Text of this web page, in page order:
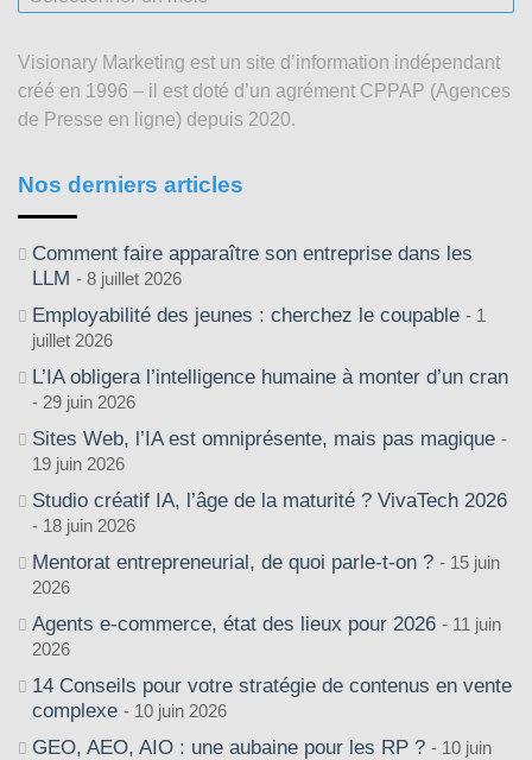
articles
2003
Visionary Marketing est un site d’information indépendant
créé en 1996 – il est doté d’un agrément CPPAP (Agences
de Presse en ligne) depuis 2020.
Nos derniers articles
Comment faire apparaître son entreprise dans les
LLM
8 juillet 2026
Employabilité des jeunes : cherchez le coupable
1
juillet 2026
L’IA obligera l’intelligence humaine à monter d’un cran
29 juin 2026
Sites Web, l’IA est omniprésente, mais pas magique
19 juin 2026
Studio créatif IA, l’âge de la maturité ? VivaTech 2026
18 juin 2026
Mentorat entrepreneurial, de quoi parle-t-on ?
15 juin
2026
Agents e-commerce, état des lieux pour 2026
11 juin
2026
14 Conseils pour votre stratégie de contenus en vente
complexe
10 juin 2026
GEO, AEO, AIO : une aubaine pour les RP ?
10 juin